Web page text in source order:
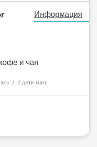
Информация
и чая
/ 2 дети макс.